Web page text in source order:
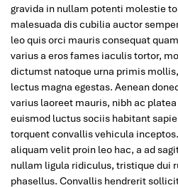
gravida in nullam potenti molestie
malesuada dis cubilia auctor
leo quis orci mauris consequat
varius a eros fames iaculis tortor,
dictumst natoque urna primis
lectus magna egestas. Aenean
varius laoreet mauris, nibh ac
euismod luctus sociis habitant
torquent convallis vehicula
aliquam velit proin leo hac, a ad
nullam ligula ridiculus, tristique dui
phasellus. Convallis hendrerit